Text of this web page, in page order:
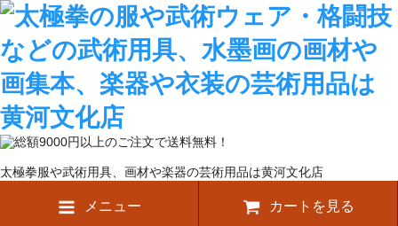
太極拳服や武術用具、画材や楽器の芸術用品は黄河文化店
メニュー カートを見る